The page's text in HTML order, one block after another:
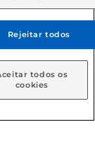
receber
Loja
Rejeitar todos
todos os
cookies